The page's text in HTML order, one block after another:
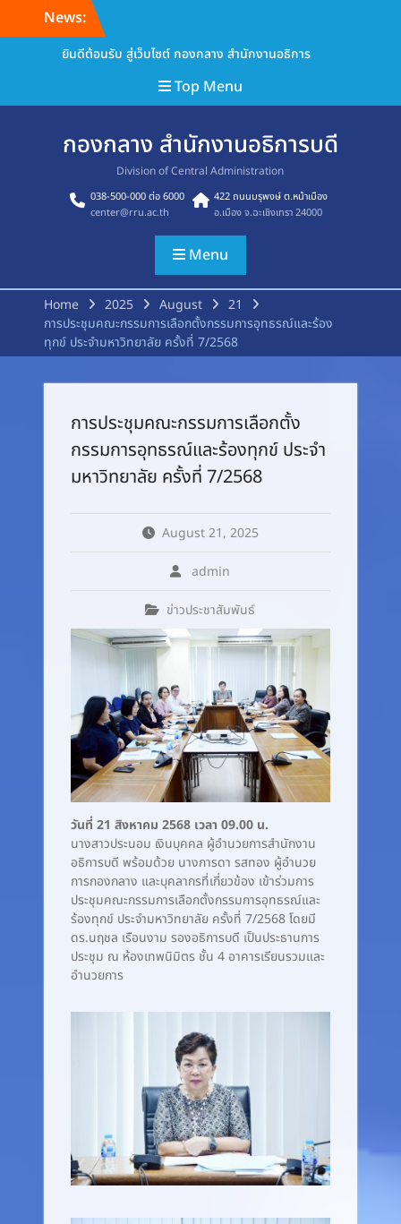
News:
ยินดีต้อนรับ สู่เว็บไซต์ กองกลาง สำนักงานอธิการ
Top Menu
กองกลาง สำนักงานอธิการบดี
Division of Central Administration
038-500-000 ต่อ 6000
center@rru.ac.th
422 ถนนมรุพงษ์ ต.หน้าเมือง
อ.เมือง จ.ฉะเชิงเทรา 24000
Menu
Home 2025 August
21
การประชุมคณะกรรมการเลือกตั้งกรรมการอุทธรณ์และร้อง
ทุกข์ ประจำมหาวิทยาลัย ครั้งที่ 7/2568
การประชุมคณะกรรมการเลือกตั้ง
กรรมการอุทธรณ์และร้องทุกข์ ประจำ
มหาวิทยาลัย ครั้งที่ 7/2568
August 21, 2025
admin
ข่าวประชาสัมพันธ์
วันที่ 21 สิงหาคม 2568 เวลา 09.00 น.
นางสาวประนอม เงินบุคคล ผู้อำนวยการสำนักงาน
อธิการบดี พร้อมด้วย นางการดา รสทอง ผู้อำนวย
การกองกลาง และบุคลากรที่เกี่ยวข้อง เข้าร่วมการ
ประชุมคณะกรรมการเลือกตั้งกรรมการอุทธรณ์และ
ร้องทุกข์ ประจำมหาวิทยาลัย ครั้งที่ 7/2568 โดยมี
ดร.นฤชล เรือนงาม รองอธิการบดี เป็นประธานการ
ประชุม ณ ห้องเทพนิมิตร ชั้น 4 อาคารเรียนรวมและ
อำนวยการ